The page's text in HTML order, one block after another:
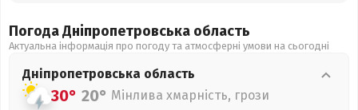
Погода Дніпропетровська область
Актуальна інформація про погоду та атмосферні умови на сьогодні
Дніпропетровська область
30° 20° Мінлива хмарність, грози